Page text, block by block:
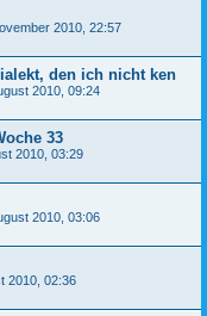
2010, 22:57
den ich nicht ken
2010, 09:24
33
2010, 03:29
2010, 03:06
2010, 02:36